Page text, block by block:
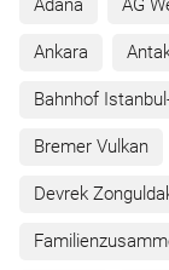
Ankara
Bahnhof
Bremer Vulkan
Devrek